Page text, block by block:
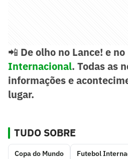
📲 De olho no Lance! e no
Internacional. Todas as
informações e
lugar.
TUDO SOBRE
Copa do Mundo Futebol